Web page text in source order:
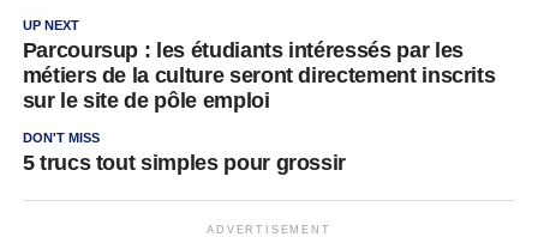
UP NEXT
Parcoursup : les étudiants intéressés par les
métiers de la culture seront directement inscrits
sur le site de pôle emploi
DON'T MISS
5 trucs tout simples pour grossir
ADVERTISEMENT